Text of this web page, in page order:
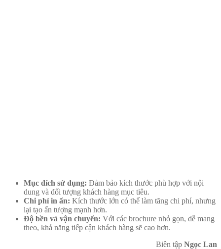
Mục đích sử dụng: Đảm bảo kích thước phù hợp với nội
dung và đối tượng khách hàng mục tiêu.
Chi phí in ấn: Kích thước lớn có thể làm tăng chi phí, nhưng
lại tạo ấn tượng mạnh hơn.
Độ bền và vận chuyển: Với các brochure nhỏ gọn, dễ mang
theo, khả năng tiếp cận khách hàng sẽ cao hơn.
Biên tập Ngọc Lan